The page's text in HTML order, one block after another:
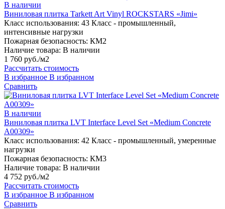
В наличии
Виниловая плитка Tarkett Art Vinyl ROCKSTARS «Jimi»
Класс использования: 43 Класс - промышленный,
интенсивные нагрузки
Пожарная безопасность: КМ2
Наличие товара: В наличии
1 760 руб./м2
Рассчитать стоимость
В избранное В избранном
Сравнить
В наличии
Виниловая плитка LVT Interface Level Set «Medium Concrete
A00309»
Класс использования: 42 Класс - промышленный, умеренные
нагрузки
Пожарная безопасность: КМ3
Наличие товара: В наличии
4 752 руб./м2
Рассчитать стоимость
В избранное В избранном
Сравнить